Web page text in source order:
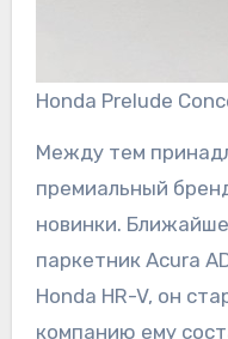
Honda Prelude
Между тем
премиальный
новинки.
паркетник Acura
Honda HR-V, он
компанию ему